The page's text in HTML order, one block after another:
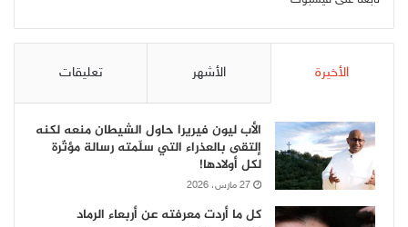
الأخيرة الأشهر تعليقات
الأب ليون فيريرا حاول الشيطان منعه لكنه
إلتقى بالعذراء التي سلّمته رسالة مؤثّرة
لكل أولادها!
27 مارس، 2026
كل ما أردت معرفته عن أربعاء الرماد